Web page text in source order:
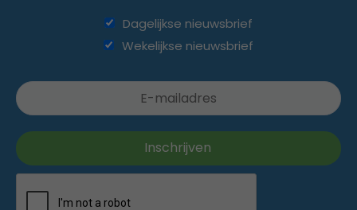
Dagelijkse nieuwsbrief
Wekelijkse nieuwsbrief